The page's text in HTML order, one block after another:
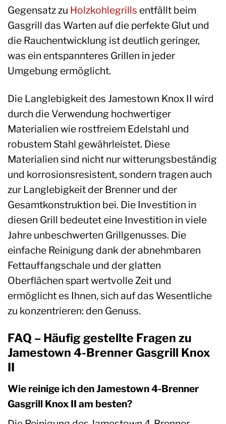
Gegensatz zu Holzkohlegrills entfällt beim
Gasgrill das Warten auf die perfekte Glut und
die Rauchentwicklung ist deutlich geringer,
was ein entspannteres Grillen in jeder
Umgebung ermöglicht.
Die Langlebigkeit des Jamestown Knox II wird
durch die Verwendung hochwertiger
Materialien wie rostfreiem Edelstahl und
robustem Stahl gewährleistet. Diese
Materialien sind nicht nur witterungsbeständig
und korrosionsresistent, sondern tragen auch
zur Langlebigkeit der Brenner und der
Gesamtkonstruktion bei. Die Investition in
diesen Grill bedeutet eine Investition in viele
Jahre unbeschwerten Grillgenusses. Die
einfache Reinigung dank der abnehmbaren
Fettauffangschale und der glatten
Oberflächen spart wertvolle Zeit und
ermöglicht es Ihnen, sich auf das Wesentliche
zu konzentrieren: den Genuss.
FAQ – Häufig gestellte Fragen zu
Jamestown 4-Brenner Gasgrill Knox
II
Wie reinige ich den Jamestown 4-Brenner
Gasgrill Knox II am besten?